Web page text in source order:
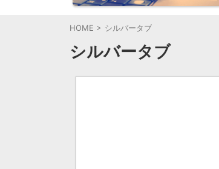
HOME > シルバータブ
シルバータブ